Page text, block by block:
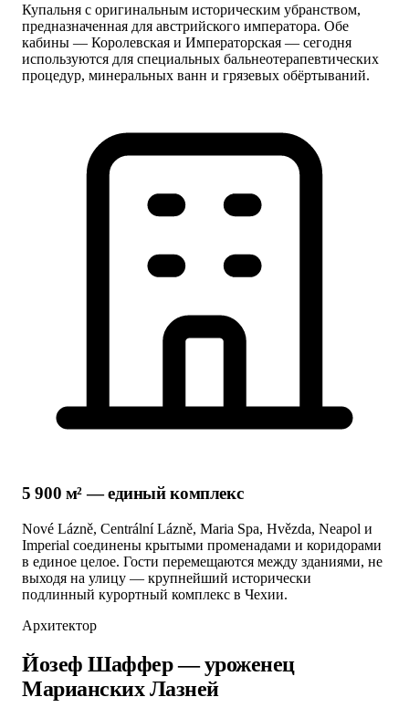
Купальня с оригинальным историческим убранством,
предназначенная для австрийского императора. Обе
кабины — Королевская и Императорская — сегодня
используются для специальных бальнеотерапевтических
процедур, минеральных ванн и грязевых обёртываний.
5 900 м² — единый комплекс
Nové Lázně, Centrální Lázně, Maria Spa, Hvězda, Neapol и
Imperial соединены крытыми променадами и коридорами
в единое целое. Гости перемещаются между зданиями, не
выходя на улицу — крупнейший исторически
подлинный курортный комплекс в Чехии.
Архитектор
Йозеф Шаффер — уроженец
Марианских Лазней